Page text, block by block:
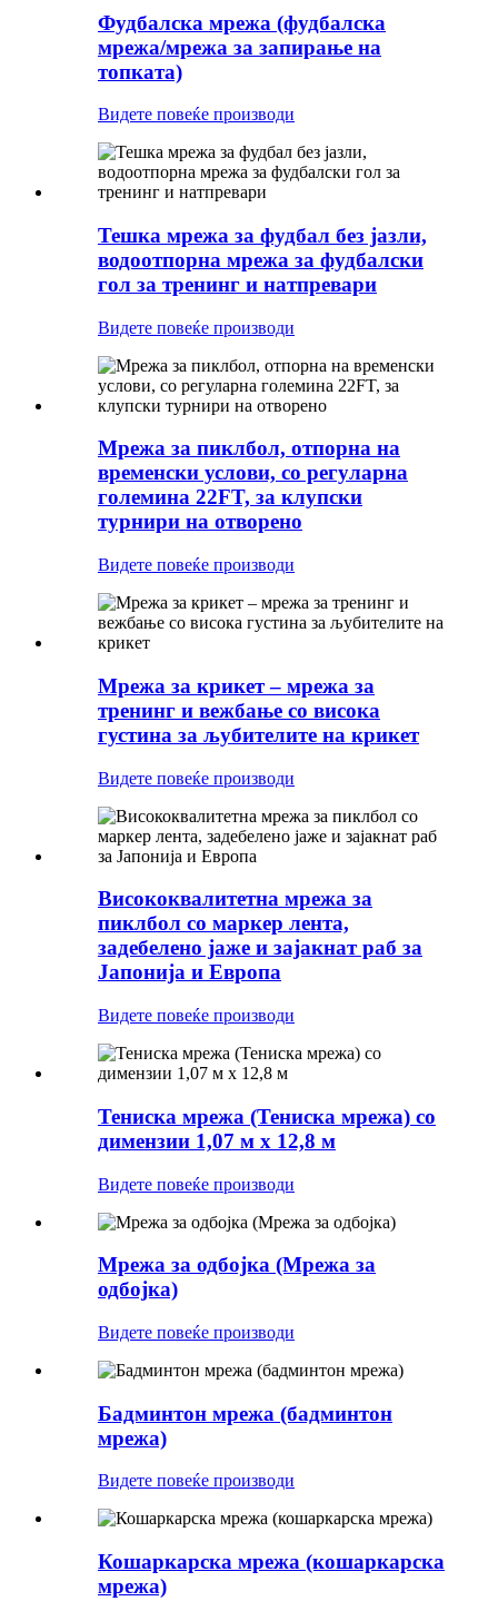
Фудбалска мрежа (фудбалска
мрежа/мрежа за запирање на
топката)
Видете повеќе производи
Тешка мрежа за фудбал без јазли,
водоотпорна мрежа за фудбалски
гол за тренинг и натпревари
Видете повеќе производи
Мрежа за пиклбол, отпорна на
временски услови, со регуларна
големина 22FT, за клупски
турнири на отворено
Видете повеќе производи
Мрежа за крикет – мрежа за
тренинг и вежбање со висока
густина за љубителите на крикет
Видете повеќе производи
Висококвалитетна мрежа за
пиклбол со маркер лента,
задебелено јаже и зајакнат раб за
Јапонија и Европа
Видете повеќе производи
Тениска мрежа (Тениска мрежа) со
димензии 1,07 м x 12,8 м
Видете повеќе производи
Мрежа за одбојка (Мрежа за
одбојка)
Видете повеќе производи
Бадминтон мрежа (бадминтон
мрежа)
Видете повеќе производи
Кошаркарска мрежа (кошаркарска
мрежа)